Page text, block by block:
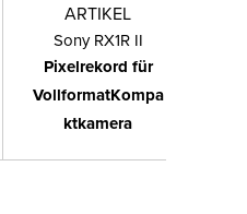
ARTIKEL
Sony RX1R II
Pixelrekord für
VollformatKompa
ktkamera